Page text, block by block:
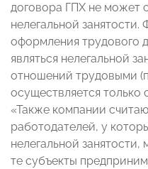
договора ГПХ не может
нелегальной
оформления трудового
являться нелегальной
отношений трудовыми
осуществляется только
«Также компании
работодателей, у
нелегальной занятости,
те субъекты